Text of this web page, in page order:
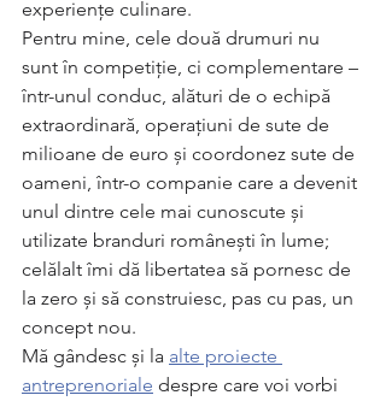
experiențe culinare.
Pentru mine, cele două drumuri nu
sunt în competiție, ci complementare –
într-unul conduc, alături de o echipă
extraordinară, operațiuni de sute de
milioane de euro și coordonez sute de
oameni, într-o companie care a devenit
unul dintre cele mai cunoscute și
utilizate branduri românești în lume;
celălalt îmi dă libertatea să pornesc de
la zero și să construiesc, pas cu pas, un
concept nou.
Mă gândesc și la alte proiecte
antreprenoriale despre care voi vorbi